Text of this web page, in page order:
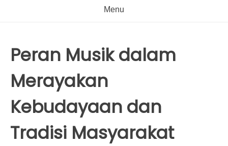
Menu
Peran Musik dalam
Merayakan
Kebudayaan dan
Tradisi Masyarakat